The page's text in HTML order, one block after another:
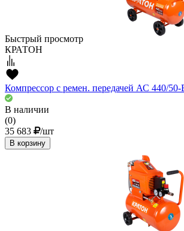
Быстрый просмотр
КРАТОН
Компрессор с ремен. передачей АС 440/
В наличии
(0)
35 683
/шт
В корзину